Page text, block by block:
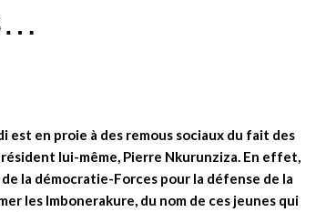
est en proie à des remous sociaux du fait des
lui-même, Pierre Nkurunziza. En effet,
la démocratie-Forces pour la défense de la
les Imbonerakure, du nom de ces jeunes qui